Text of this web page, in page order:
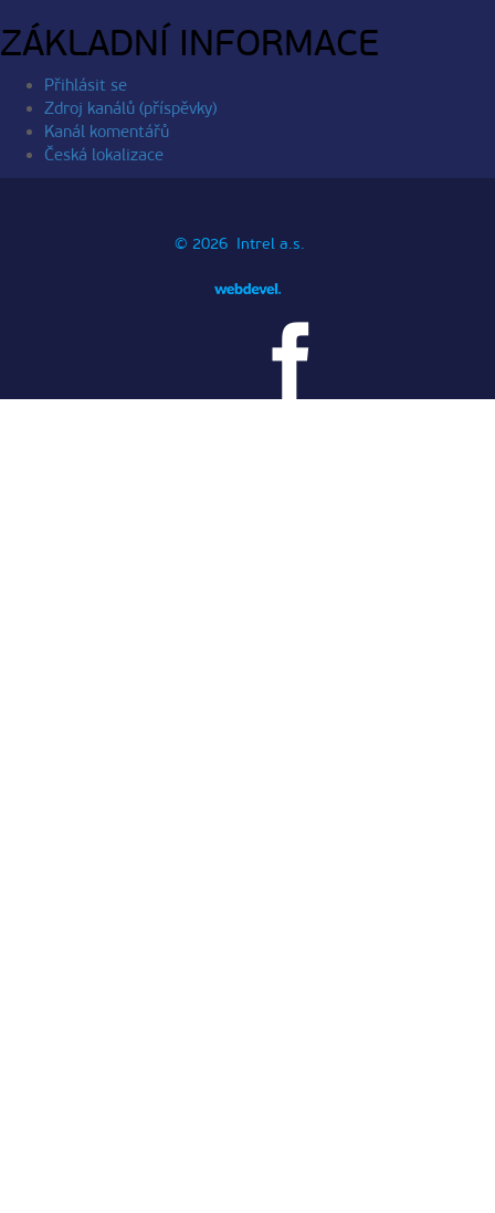
ZÁKLADNÍ INFORMACE
Přihlásit se
Zdroj kanálů (příspěvky)
Kanál komentářů
Česká lokalizace
© 2026 Intrel a.s.